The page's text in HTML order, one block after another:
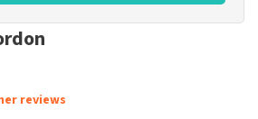
reviews